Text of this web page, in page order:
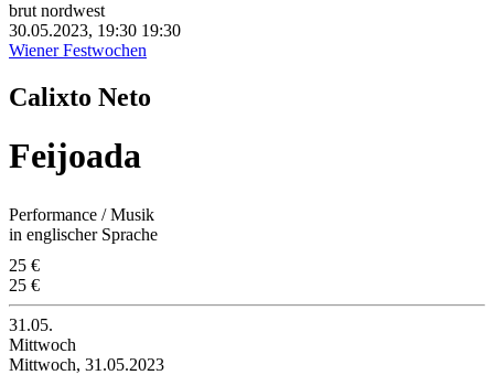
brut nordwest
30.05.2023, 19:30 19:30
Wiener Festwochen
Calixto Neto
Feijoada
Performance / Musik
in englischer Sprache
25 €
25 €
31.05.
Mittwoch
Mittwoch, 31.05.2023